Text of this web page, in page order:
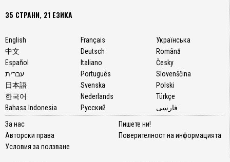
35 СТРАНИ, 21 ЕЗИКА
English
中文
Español
עברית
日本語
한국어
Bahasa Indonesia
Français
Deutsch
Italiano
Português
Svenska
Nederlands
Русский
Українська
Română
Česky
Slovenščina
Polski
Türkçe
فارسی
За нас
Авторски права
Условия за ползване
Пишете ни!
Поверителност на информацията